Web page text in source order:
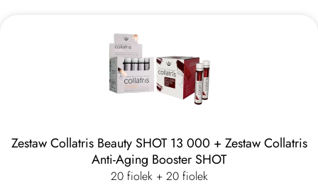
Zestaw Collatris Beauty SHOT 13 000 + Zestaw Collatris
Anti-Aging Booster SHOT
20 fiolek + 20 fiolek